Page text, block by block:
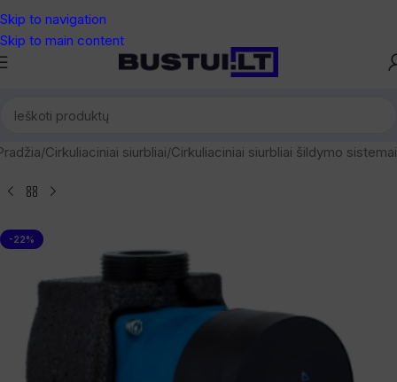
Skip to navigation
Skip to main content
/Cirkuliaciniai siurbliai/Cirkuliaciniai siurbliai šildymo sistemai
-22%